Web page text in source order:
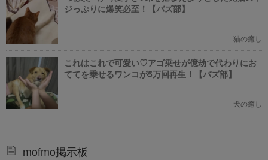
ジっぷりに爆笑必至！【バズ部】
猫の癒し
これはこれで可愛い♡アゴ乗せが億劫で代わりにお
ててを乗せるワンコが5万回再生！【バズ部】
犬の癒し
mofmo掲示板